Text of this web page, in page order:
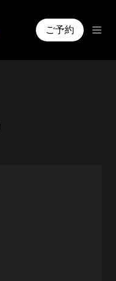
ご予約